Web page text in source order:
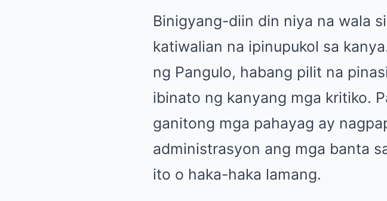
Binigyang-diin din niya na wala
katiwalian na ipinupukol sa
ng Pangulo, habang pilit na
ibinato ng kanyang mga kritiko.
ganitong mga pahayag ay
administrasyon ang mga banta
ito o haka-haka lamang.